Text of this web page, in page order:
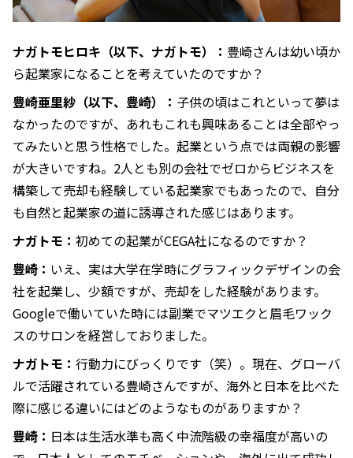
ナガトモヒロキ（以下、ナガトモ）： 豊崎さんは幼い頃か
ら起業家になることを考えていたのですか？
豊崎亜里紗（以下、豊崎）： 子供の頃はこれといって夢は
なかったのですが、あれもこれも興味あることは全部やっ
てみたいと思う性格でした。起業という点では両親の影響
が大きいですね。2人とも別の会社でゼロからビジネスを
構築して売却も経験している起業家でもあったので、自分
も自然と起業家の道に誘導された感じはあります。
ナガトモ： 初めての起業がCEGA社になるのですか？
豊崎： いえ、実は大学在学時にグラフィックデザインの会
社を起業し、少額ですが、売却をした経験があります。
Googleで働いていた時には副業でマツエクと眉毛ワック
スのサロンを経営しておりました。
ナガトモ： 行動力にびっくりです（笑）。現在、グローバ
ルで活躍されている豊崎さんですが、海外と日本を比べた
際に感じる違いにはどのようなものがありますか？
豊崎： 日本は生活水準も高く中流階級の幸福度が高いの